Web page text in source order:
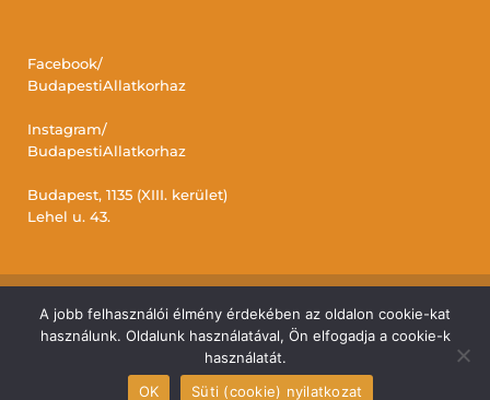
Facebook/
BudapestiAllatkorhaz
Instagram/
BudapestiAllatkorhaz
Budapest, 1135 (XIII. kerület)
Lehel u. 43.
© Budapesti Állatkórház. Minden jog fenntartva.
A weboldalt aHernyák Gábor e.v
A jobb felhasználói élmény érdekében az oldalon cookie-kat
használunk. Oldalunk használatával, Ön elfogadja a cookie-k
használatát.
OK
Süti (cookie) nyilatkozat